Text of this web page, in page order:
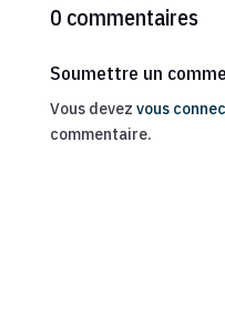
0 commentaires
Soumettre un
Vous devez vous
commentaire.